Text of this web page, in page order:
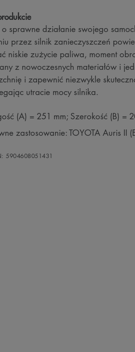
sprawne działanie swojego
przez silnik zanieczyszczeń
niskie zużycie paliwa, moment
z nowoczesnych materiałów i
i zapewnić niezwykle
utracie mocy silnika.
(A) = 251 mm; Szerokość (B) =
zastosowanie: TOYOTA Auris II
5904608051431